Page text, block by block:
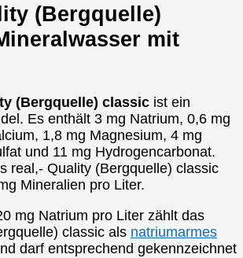
(Bergquelle)
mit
(Bergquelle) classic ist ein
Es enthält 3 mg Natrium, 0,6 mg
1,8 mg Magnesium, 4 mg
und 11 mg Hydrogencarbonat.
real,- Quality (Bergquelle) classic
Mineralien pro Liter.
mg Natrium pro Liter zählt das
classic als natriumarmes
darf entsprechend gekennzeichnet